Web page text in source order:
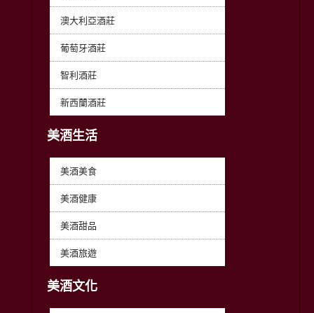
澳大利亞酒莊
葡萄牙酒莊
智利酒莊
新西蘭酒莊
美酒生活
美酒美食
美酒健康
美酒甜品
美酒旅遊
美酒文化